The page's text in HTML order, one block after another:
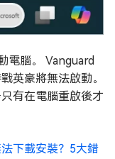
電腦。 Vanguard
英豪將無法啟動。
有在電腦重啟後才
下載安裝？5大錯